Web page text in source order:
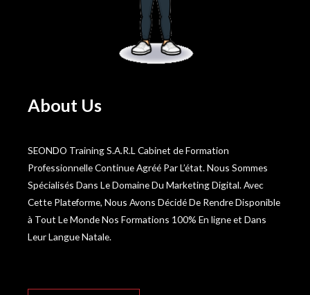
About Us
SEONDO Training S.A.R.L Cabinet de Formation
Professionnelle Continue Agréé Par L’état. Nous Sommes
Spécialisés Dans Le Domaine Du Marketing Digital. Avec
Cette Plateforme, Nous Avons Décidé De Rendre Disponible
à Tout Le Monde Nos Formations 100% En ligne et Dans
Leur Langue Natale.